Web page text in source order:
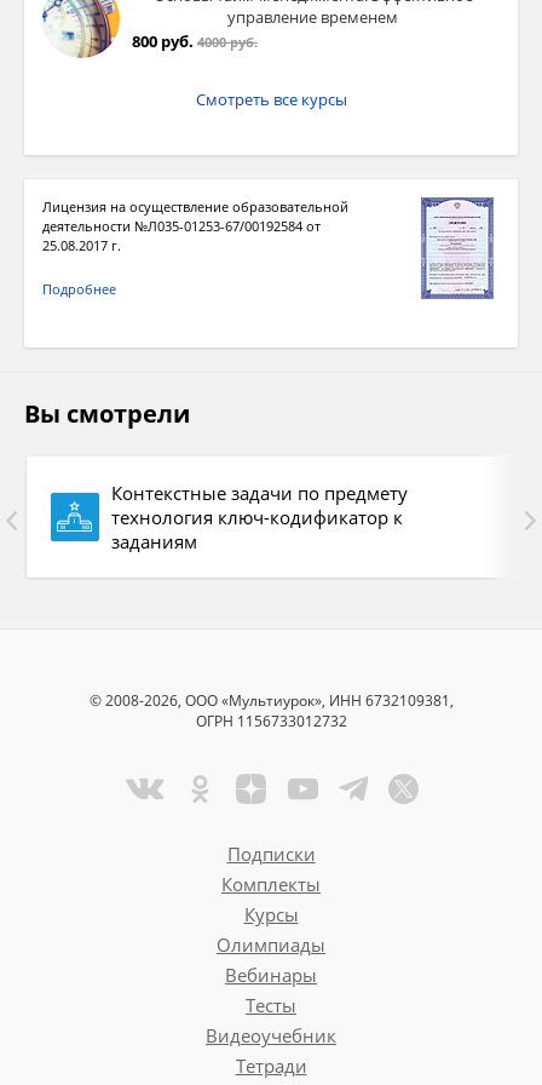
2Б
Котелок, чайник, ложка. У водоема на
земле; Использовать кристаллик
Безопасность, удобство, защита,
кодекса туриста
4Б
Рисунок выполнен самостоятельно
5Б
Названа песня, воспроизведен 1
Названа песня, автор, жанр,1куплет
управление временем
800 руб. 4000 руб.
Смотреть все курсы
Лицензия на осуществление образовательной
деятельности №Л035-01253-67/00192584 от
25.08.2017 г.
Подробнее
Вы смотрели
Контекстные задачи по предмету
технология ключ-кодификатор к
заданиям
© 2008-2026, ООО «Мультиурок», ИНН 6732109381,
ОГРН 1156733012732
Подписки
Комплекты
Курсы
Олимпиады
Вебинары
Тесты
Видеоучебник
Тетради